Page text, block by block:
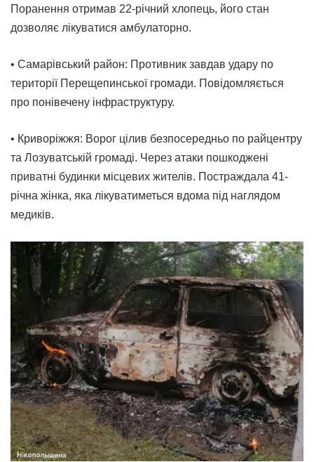
Поранення отримав 22-річний хлопець, його стан
дозволяє лікуватися амбулаторно.
• Самарівський район: Противник завдав удару по
території Перещепинської громади. Повідомляється
про понівечену інфраструктуру.
• Криворіжжя: Ворог цілив безпосередньо по райцентру
та Лозуватській громаді. Через атаки пошкоджені
приватні будинки місцевих жителів. Постраждала 41-
річна жінка, яка лікуватиметься вдома під наглядом
медиків.